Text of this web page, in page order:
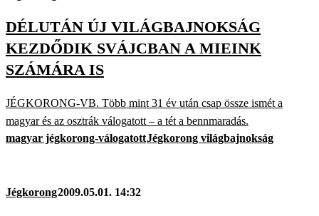
DÉLUTÁN ÚJ VILÁGBAJNOKSÁG
KEZDŐDIK SVÁJCBAN A MIEINK
SZÁMÁRA IS
JÉGKORONG-VB. Több mint 31 év után csap össze ismét a
magyar és az osztrák válogatott – a tét a bennmaradás.
magyar jégkorong-válogatottJégkorong világbajnokság
Jégkorong2009.05.01. 14:32